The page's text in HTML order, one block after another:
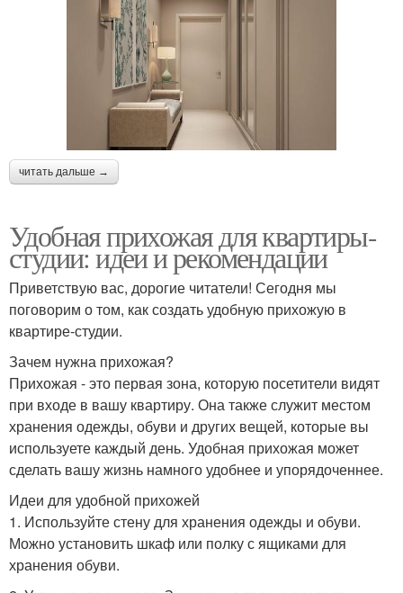
читать дальше →
Удобная прихожая для квартиры-
студии: идеи и рекомендации
Приветствую вас, дорогие читатели! Сегодня мы
поговорим о том, как создать удобную прихожую в
квартире-студии.
Зачем нужна прихожая?
Прихожая - это первая зона, которую посетители видят
при входе в вашу квартиру. Она также служит местом
хранения одежды, обуви и других вещей, которые вы
используете каждый день. Удобная прихожая может
сделать вашу жизнь намного удобнее и упорядоченнее.
Идеи для удобной прихожей
1. Используйте стену для хранения одежды и обуви.
Можно установить шкаф или полку с ящиками для
хранения обуви.